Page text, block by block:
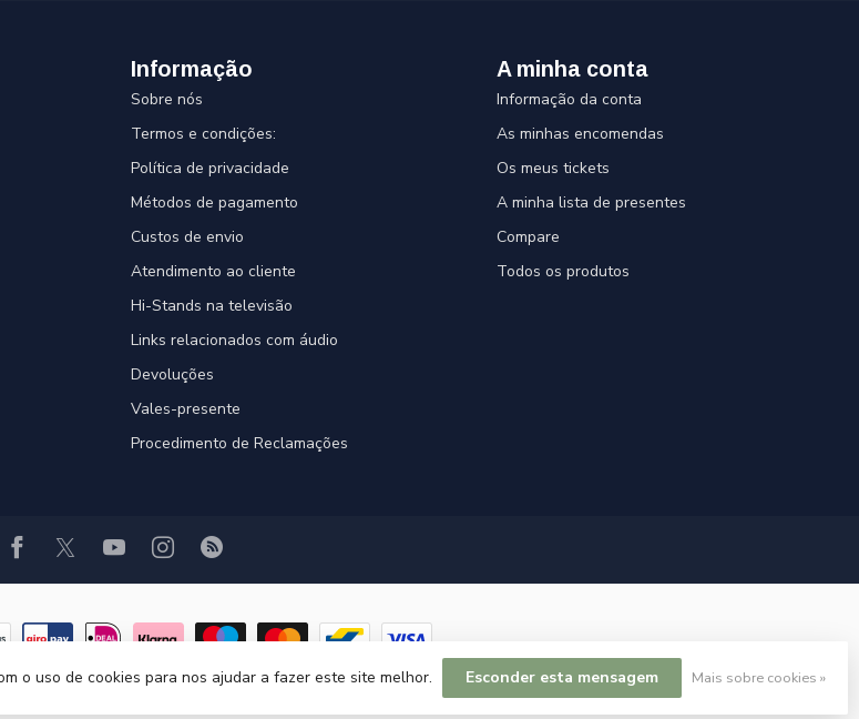
Informação
Sobre nós
Termos e condições:
Política de privacidade
Métodos de pagamento
Custos de envio
Atendimento ao cliente
Hi-Stands na televisão
Links relacionados com áudio
Devoluções
Vales-presente
Procedimento de Reclamações
A minha conta
Informação da conta
As minhas encomendas
Os meus tickets
A minha lista de presentes
Compare
Todos os produtos
2026 Hi-Stands webshop!
o uso de cookies para nos ajudar a fazer este site melhor. Esconder esta mensagem Mais sobre cookies »